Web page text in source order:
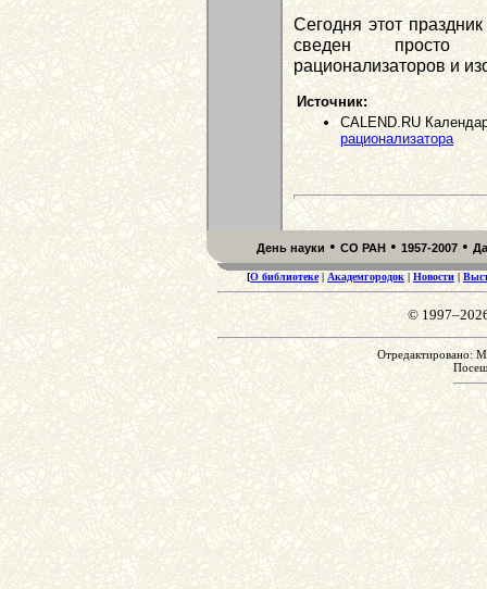
Сегодня этот
сведен просто к
рационализаторов и
Источник:
CALEND.RU
рационализатора
День науки • СО РАН • 1957-2007 •
[О библиотеке| Академгородок | Новости|
©
Отредактировано: